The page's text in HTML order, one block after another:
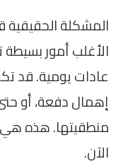
المشكلة الحقيقية
الأغلب أمور
عادات يومية. قد
إهمال دفعة، أو
منطقيتها. هذه هي
الآن.